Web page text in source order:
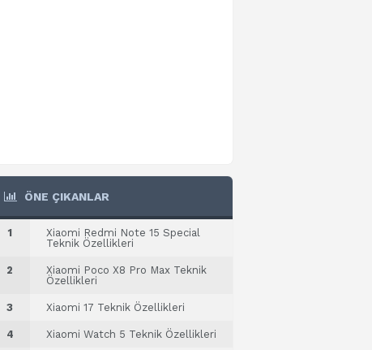
ÖNE ÇIKANLAR
1
Xiaomi Redmi Note 15 Special
Teknik Özellikleri
2
Xiaomi Poco X8 Pro Max Teknik
Özellikleri
3 Xiaomi 17 Teknik Özellikleri
4 Xiaomi Watch 5 Teknik Özellikleri